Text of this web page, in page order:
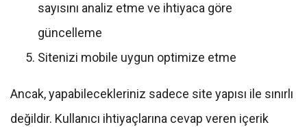
sayısını analiz etme ve ihtiyaca göre
güncelleme
Sitenizi mobile uygun optimize etme
Ancak, yapabilecekleriniz sadece site yapısı ile sınırlı
değildir. Kullanıcı ihtiyaçlarına cevap veren içerik